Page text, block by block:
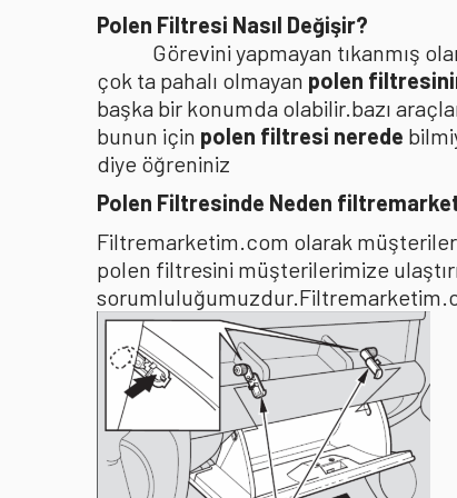
Polen Filtresi Nasıl Değişir?
Görevini yapmayan tıkanmış
çok ta pahalı olmayan polen
başka bir konumda olabilir.bazı
bunun için polen filtresi nerede
diye öğreniniz
Polen Filtresinde Neden
Filtremarketim.com olarak
polen filtresini müşterilerimize